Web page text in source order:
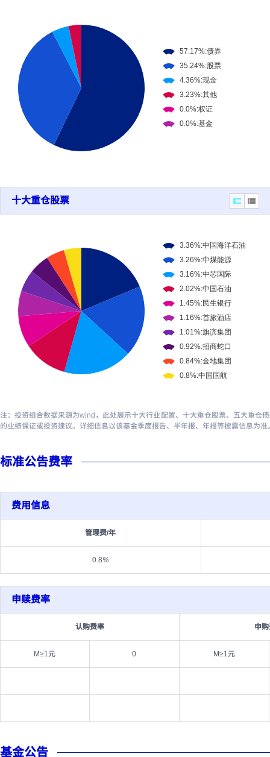
十大重仓股票
注：投资组合数据来源为wind，此处展示十大行业配置、十大重仓股票、五大重仓
的业绩保证或投资建议。详细信息以该基金季度报告、半年报、年报等披露信息为准
标准公告费率
费用信息
管理费/年
0.8%
申赎费率
认购费率 申
M≥1元 0 M≥1元
基金公告